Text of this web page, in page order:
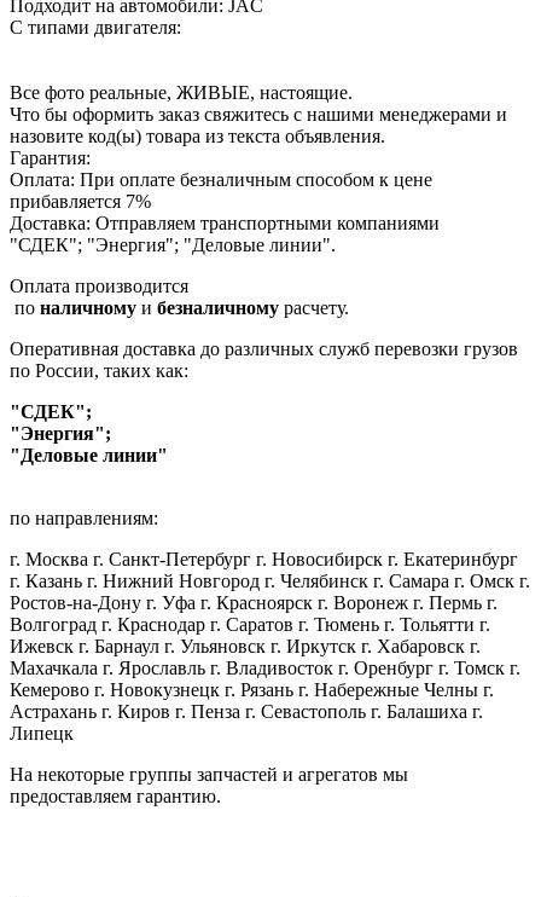
Подходит на автомобили: JAC
С типами двигателя:
Все фото реальные, ЖИВЫЕ, настоящие.
Что бы оформить заказ свяжитесь с нашими менеджерами и
назовите код(ы) товара из текста объявления.
Гарантия:
Оплата: При оплате безналичным способом к цене
прибавляется 7%
Доставка: Отправляем транспортными компаниями
"СДЕК"; "Энергия"; "Деловые линии".
Оплата производится
по наличному и безналичному расчету.
Оперативная доставка до различных служб перевозки грузов
по России, таких как:
"СДЕК";
"Энергия";
"Деловые линии"
по направлениям:
г. Москва г. Санкт-Петербург г. Новосибирск г. Екатеринбург
г. Казань г. Нижний Новгород г. Челябинск г. Самара г. Омск г.
Ростов-на-Дону г. Уфа г. Красноярск г. Воронеж г. Пермь г.
Волгоград г. Краснодар г. Саратов г. Тюмень г. Тольятти г.
Ижевск г. Барнаул г. Ульяновск г. Иркутск г. Хабаровск г.
Махачкала г. Ярославль г. Владивосток г. Оренбург г. Томск г.
Кемерово г. Новокузнецк г. Рязань г. Набережные Челны г.
Астрахань г. Киров г. Пенза г. Севастополь г. Балашиха г.
Липецк
На некоторые группы запчастей и агрегатов мы
предоставляем гарантию.